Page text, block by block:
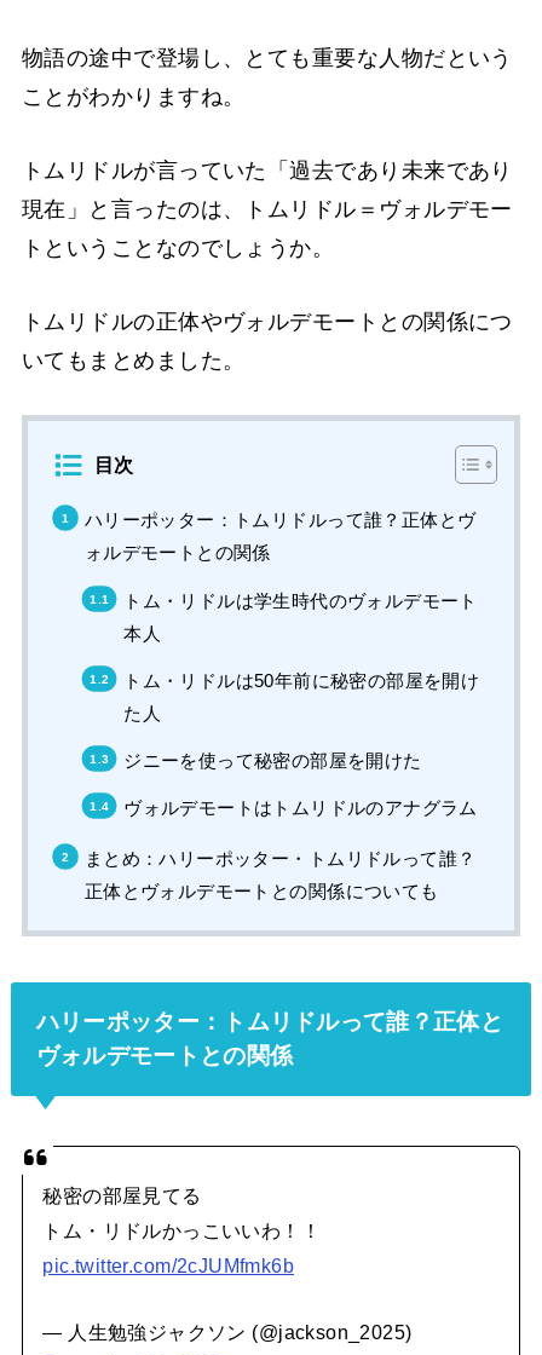
物語の途中で登場し、とても重要な人物だという
ことがわかりますね。
トムリドルが言っていた「過去であり未来であり
現在」と言ったのは、トムリドル＝ヴォルデモー
トということなのでしょうか。
トムリドルの正体やヴォルデモートとの関係につ
いてもまとめました。
目次
ハリーポッター：トムリドルって誰？正体とヴ
ォルデモートとの関係
トム・リドルは学生時代のヴォルデモート
本人
トム・リドルは50年前に秘密の部屋を開け
た人
ジニーを使って秘密の部屋を開けた
ヴォルデモートはトムリドルのアナグラム
まとめ：ハリーポッター・トムリドルって誰？
正体とヴォルデモートとの関係についても
ハリーポッター：トムリドルって誰？正体と
ヴォルデモートとの関係
秘密の部屋見てる
トム・リドルかっこいいわ！！
pic.twitter.com/2cJUMfmk6b
— 人生勉強ジャクソン (@jackson_2025)